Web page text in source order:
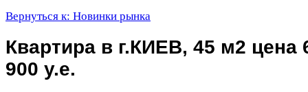
Вернуться к: Новинки рынка
Квартира в г.КИЕВ, 45 м2 цена
900 у.е.